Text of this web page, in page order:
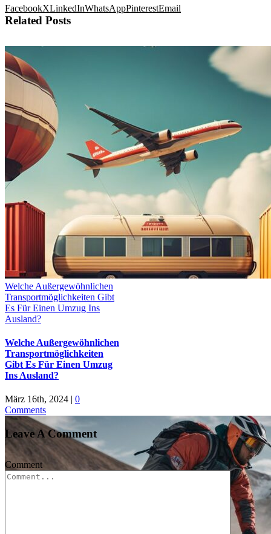
FacebookXLinkedInWhatsAppPinterestEmail
Related Posts
Welche Außergewöhnlichen
Transportmöglichkeiten Gibt
Es Für Einen Umzug Ins
Ausland?
Welche Außergewöhnlichen
Transportmöglichkeiten
Gibt Es Für Einen Umzug
Ins Ausland?
März 16th, 2024 | 0
Comments
Leave A Comment
Comment